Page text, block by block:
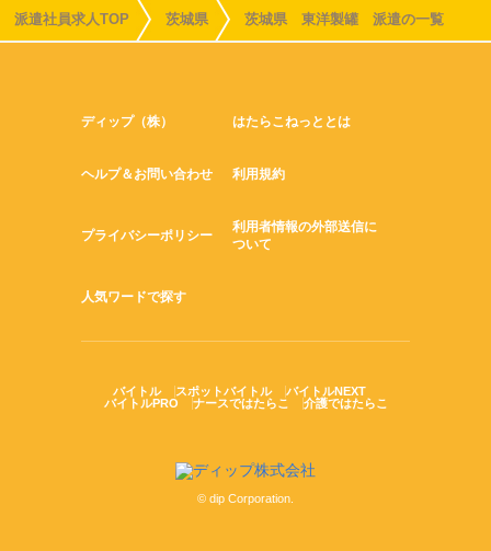
派遣社員求人TOP 茨城県 茨城県 東洋製罐 派遣の一覧
ディップ（株） はたらこねっととは
ヘルプ＆お問い合わせ 利用規約
プライバシーポリシー
利用者情報の外部送信に
ついて
人気ワードで探す
バイトル スポットバイトル
バイトルNEXT
バイトルPRO
ナースではたらこ 介護ではたらこ
© dip Corporation.